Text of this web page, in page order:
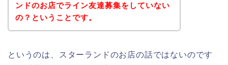
ンドのお店でライン友達募集をしていない
の？ということです。
というのは、スターランドのお店の話ではないのです